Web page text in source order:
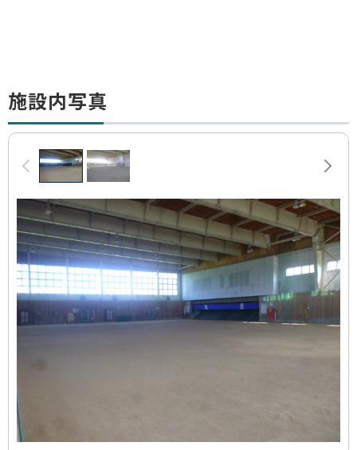
ト
ッ
プ
る
施設内写真
画
ラ
イ
ド
集
前へ 次へ